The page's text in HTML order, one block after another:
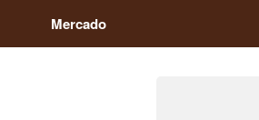
Mercado